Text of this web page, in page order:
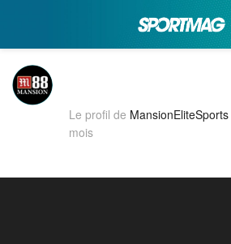
Le profil de MansionEliteSports
mois